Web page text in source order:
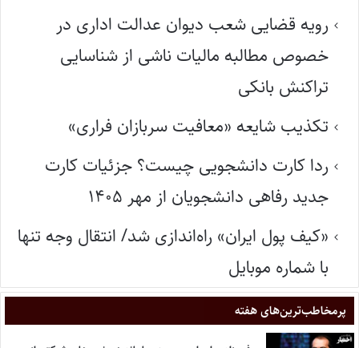
رویه قضایی شعب دیوان عدالت اداری در
خصوص مطالبه مالیات ناشی از شناسایی
تراکنش بانکی
تکذیب شایعه «معافیت سربازان فراری»
ردا کارت دانشجویی چیست؟ جزئیات کارت
جدید رفاهی دانشجویان از مهر ۱۴۰۵
«کیف پول ایران» راه‌اندازی شد/ انتقال وجه تنها
با شماره موبایل
پر‌مخاطب‌ترین‌های هفته